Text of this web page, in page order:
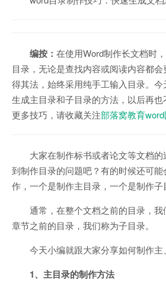
编按： 在使用Word制作长文档时
目录，无论是查找内容或阅读内容都
得其法，始终采用纯手工输入目录。
生成主目录和子目录的方法，以后再
更多技巧，请收藏关注部落窝教育
大家在制作标书或者论文等文档
到制作目录的问题吧？有的时候还可
作，一个是制作主目录，一个是制作子
通常，在整个文档之前的目录，
章节之前的目录，我们称为子目录。
今天小编就跟大家分享如何制作主
1、主目录的制作方法